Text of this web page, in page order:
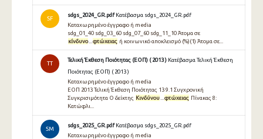
SF
sdgs_2024_GR.pdf Κατέβασμα sdgs_2024_GR.pdf
Καταχωρημένο έγγραφο ή media
sdg_01_40 sdg_03_60 sdg_07_60 sdg_11_10 Άτομα σε
κίνδυνο... φτώχειας ή κοινωνικό αποκλεισμό (%)(1) Άτομα σε...
TT
Τελική Έκθεση Ποιότητας (ΕΟΠ) ( 2013 ) Κατέβασμα Τελική Έκθεση
Ποιότητας (ΕΟΠ) ( 2013 )
Καταχωρημένο έγγραφο ή media
ΕΟΠ 2013 Τελική Έκθεση Ποιότητας 13 9.1 Συγχρονική
Συγκρισιµότητα Ο δείκτης Κινδύνου...φτώχειας Πίνακας 8:
Κατώφλι...
SM
sdgs_2025_GR.pdf Κατέβασμα sdgs_2025_GR.pdf
Καταχωρημένο έγγραφο ή media